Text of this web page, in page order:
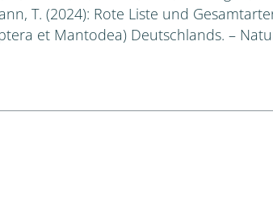
T. (2024): Rote Liste und
et Mantodea) Deutschlands. –